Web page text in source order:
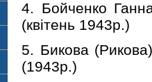
4. Бойченко
(квітень 1943р.)
5. Бикова
(1943р.)